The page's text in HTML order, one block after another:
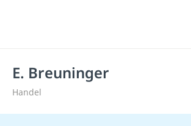
E. Breuninger
Handel